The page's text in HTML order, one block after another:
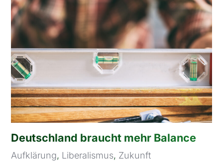
Deutschland braucht mehr Balance
Aufklärung, Liberalismus, Zukunft